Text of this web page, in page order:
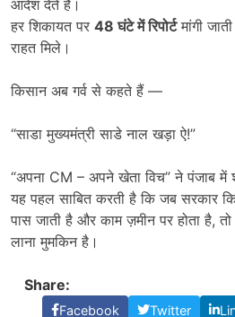
आदेश देते हैं।
हर शिकायत पर 48घंटे में रिपोर्टमांगी
राहत मिले।
किसान अब गर्व से कहते हैं —
“साडा मुख्यमंत्री साडे नाल खड़ा ऐ!”
“अपना CM – अपने खेता विच” ने पंजाब में
यह पहल साबित करती है कि जब सरकार
पास जाती है और काम ज़मीन पर होता है, तो
लाना मुमकिन है।
Share:
Facebook Twitter